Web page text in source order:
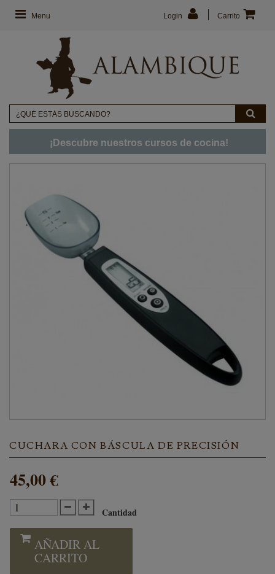
Menu Carrito
Login
¡Descubre nuestros cursos de cocina!
CUCHARA CON BÁSCULA DE PRECISIÓN
45,00 €
Cantidad
AÑADIR AL
CARRITO